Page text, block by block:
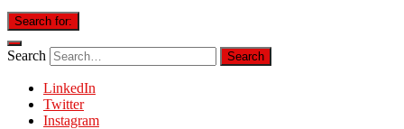
Search for:
Search
LinkedIn
Twitter
Instagram